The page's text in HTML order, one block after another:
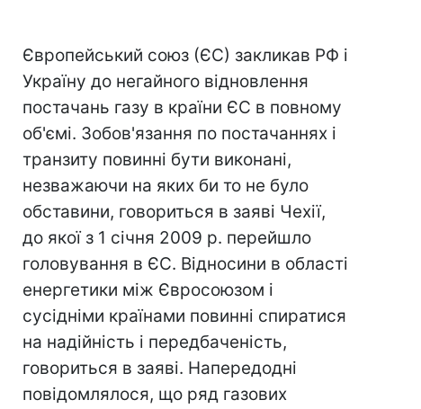
Європейський союз (ЄС) закликав РФ і
Україну до негайного відновлення
постачань газу в країни ЄС в повному
об'ємі. Зобов'язання по постачаннях і
транзиту повинні бути виконані,
незважаючи на яких би то не було
обставини, говориться в заяві Чехії,
до якої з 1 січня 2009 р. перейшло
головування в ЄС. Відносини в області
енергетики між Євросоюзом і
сусідніми країнами повинні спиратися
на надійність і передбаченість,
говориться в заяві. Напередодні
повідомлялося, що ряд газових